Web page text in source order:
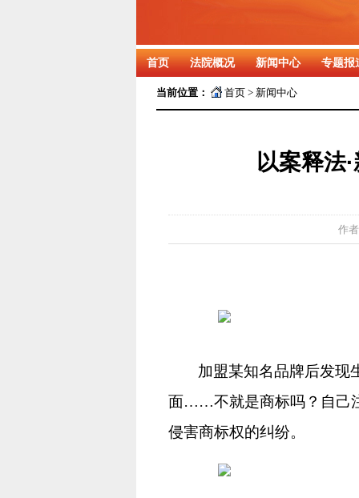
首页 法院概况 新闻中心 专题报
当前位置： 首页 > 新闻中心
以案释法
作
加盟某知名品牌后发现
面……不就是商标吗？自己
侵害商标权的纠纷。